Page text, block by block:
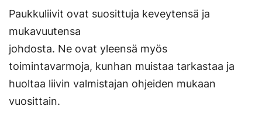
Paukkuliivit ovat suosittuja keveytensä ja
mukavuutensa
johdosta. Ne ovat yleensä myös
toimintavarmoja, kunhan muistaa tarkastaa ja
huoltaa liivin valmistajan ohjeiden mukaan
vuosittain.